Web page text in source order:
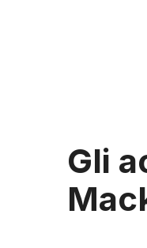
Gli